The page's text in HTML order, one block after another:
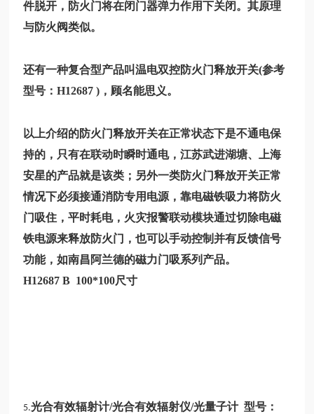
件脱开，防火门将在闭门器弹力作用下关闭。其原理
与防火阀类似。
还有一种复合型产品叫温电双控防火门释放开关(参考
型号：H12687)，顾名能思义。
以上介绍的防火门释放开关在正常状态下是不通电保
持的，只有在联动时瞬时通电，江苏武进湖塘、上海
安星的产品就是该类；另外一类防火门释放开关正常
情况下必须接通消防专用电源，靠电磁铁吸力将防火
门吸住，平时耗电，火灾报警联动模块通过切除电磁
铁电源来释放防火门，也可以手动控制并有反馈信号
功能，如南昌阿兰德的磁力门吸系列产品。
H12687B 100*100尺寸
5.光合有效辐射计/光合有效辐射仪/光量子计 型号：